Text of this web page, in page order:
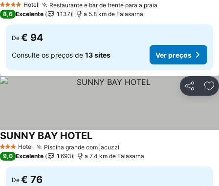
4 EstrelasHotel Restaurante e bar de frente para a praia
8,6 Excelente 1.137 a 5.8 km de Falasarna
De € 94
Consulte os preços de 13 sites Ver preços
Partilhar
3 EstrelasHotel Piscina grande com jacuzzi
SUNNY BAY HOTEL
9,0 Excelente 1.693 a 7.4 km de Falasarna
De € 76